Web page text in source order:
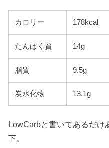
カロリー 178kcal
たんぱく質 14g
脂質 9.5g
炭水化物 13.1g
LowCarbと書いてあるだけ
下。